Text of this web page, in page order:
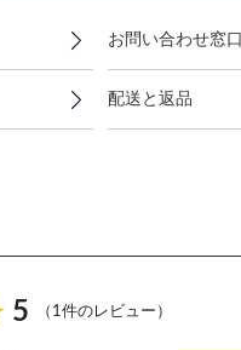
お問い合わせ窓口
配送と返品
5 （1件のレビュー）